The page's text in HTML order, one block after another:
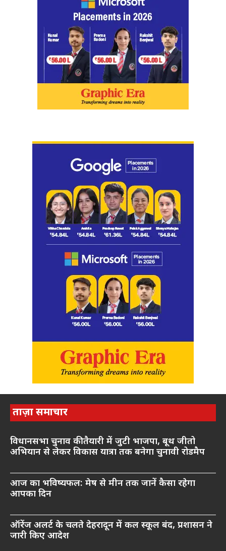
ताज़ा समाचार
विधानसभा चुनाव की तैयारी में जुटी भाजपा, बूथ जीतो
अभियान से लेकर विकास यात्रा तक बनेगा चुनावी रोडमैप
आज का भविष्यफल: मेष से मीन तक जानें कैसा रहेगा
आपका दिन
ऑरेंज अलर्ट के चलते देहरादून में कल स्कूल बंद, प्रशासन ने
जारी किए आदेश